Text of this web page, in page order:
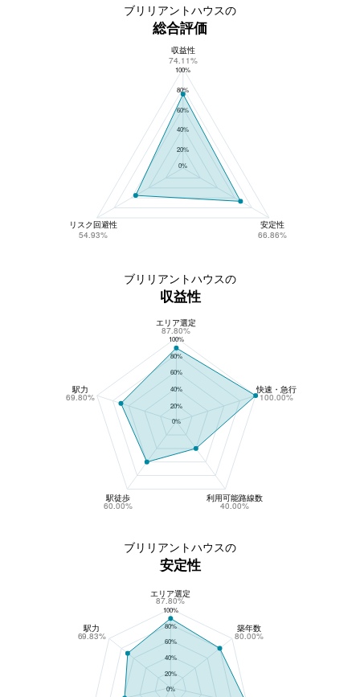
ブリリアントハウスの
総合評価
ブリリアントハウスの総合評価
100%
80%
60%
40%
20%
0%
収益性
74.11%
リスク回避性
54.93%
安定性
66.86%
ブリリアントハウスの
収益性
ブリリアントハウスの収益性
100%
80%
60%
40%
20%
0%
エリア選定
87.80%
駅力
69.80%
駅徒歩
60.00%
利用可能路線数
40.00%
快速・急行
100.00%
ブリリアントハウスの
安定性
100%
80%
60%
40%
20%
0%
エリア選定
87.80%
駅力
69.83%
築年数
80.00%